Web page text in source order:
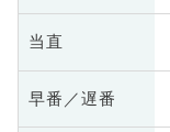
当直
早番／遅番